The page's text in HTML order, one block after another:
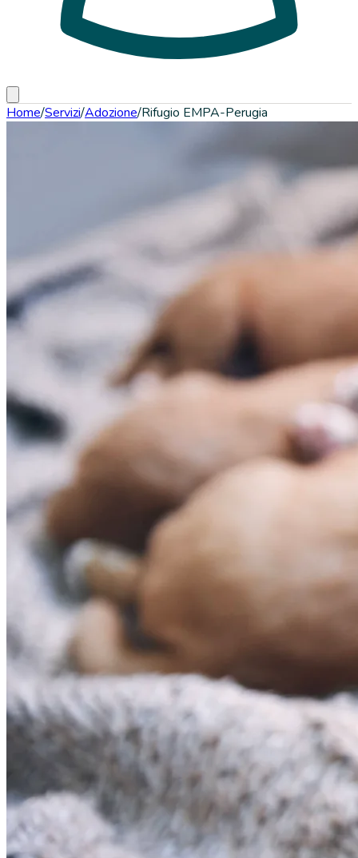
Home/Servizi/Adozione/Rifugio EMPA-Perugia